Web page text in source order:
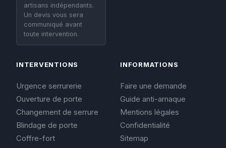
artisans indépendants.
Un devis vous sera
communiqué avant
toute intervention.
INTERVENTIONS
Urgence serrurerie
Ouverture de porte
Changement de serrure
Blindage de porte
Coffre-fort
INFORMATIONS
Faire une demande
Guide anti-arnaque
Mentions légales
Confidentialité
Sitemap